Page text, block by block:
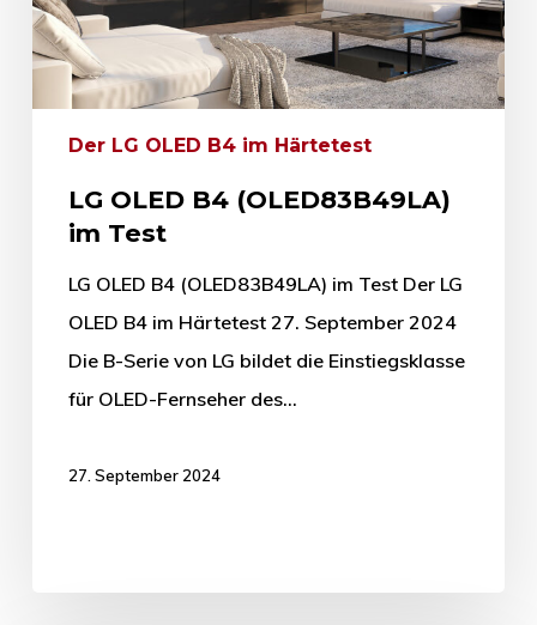
Der LG OLED B4 im Härtetest
LG OLED B4 (OLED83B49LA)
im Test
LG OLED B4 (OLED83B49LA) im Test Der LG
OLED B4 im Härtetest 27. September 2024
Die B-Serie von LG bildet die Einstiegsklasse
für OLED-Fernseher des…
27. September 2024